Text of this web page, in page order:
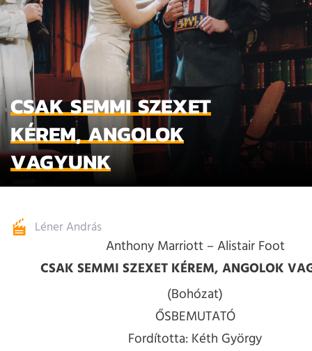
CSAK SEMMI SZEXET
KÉREM, ANGOLOK
VAGYUNK
Léner András
Anthony Marriott – Alistair Foot
CSAK SEMMI SZEXET KÉREM, ANGOLOK
(Bohózat)
ŐSBEMUTATÓ
Fordította: Kéth György